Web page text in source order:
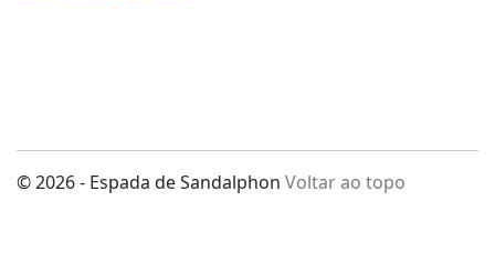
© 2026 - Espada de Sandalphon Voltar ao topo